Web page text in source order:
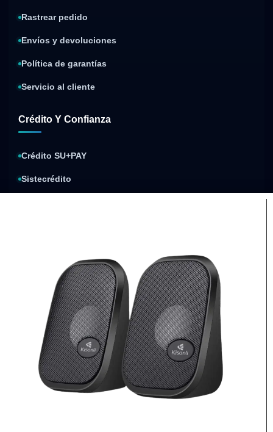
Rastrear pedido
Envíos y devoluciones
Política de garantías
Servicio al cliente
Crédito Y Confianza
Crédito SU+PAY
Sistecrédito
Condiciones de garantía
Compra segura
Procesos de pago
protegidos
Factura electrónica
Respaldo de cada compra
Envíos nacionales
Atención
personalizada